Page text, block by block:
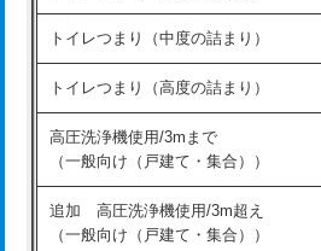
トイレつまり（中度の詰まり）
トイレつまり（高度の詰まり）
高圧洗浄機使用/3mまで
（一般向け（戸建て・集合））
追加 高圧洗浄機使用/3m超え
（一般向け（戸建て・集合））